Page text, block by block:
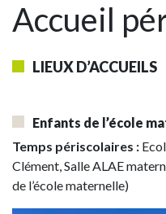
Accueil
LIEUX D’ACCUEILS
Enfants de l’école
Temps périscolaires :
Clément, Salle ALAE
de l’école maternelle)